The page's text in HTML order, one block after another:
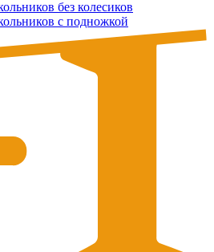
без колесиков
с подножкой